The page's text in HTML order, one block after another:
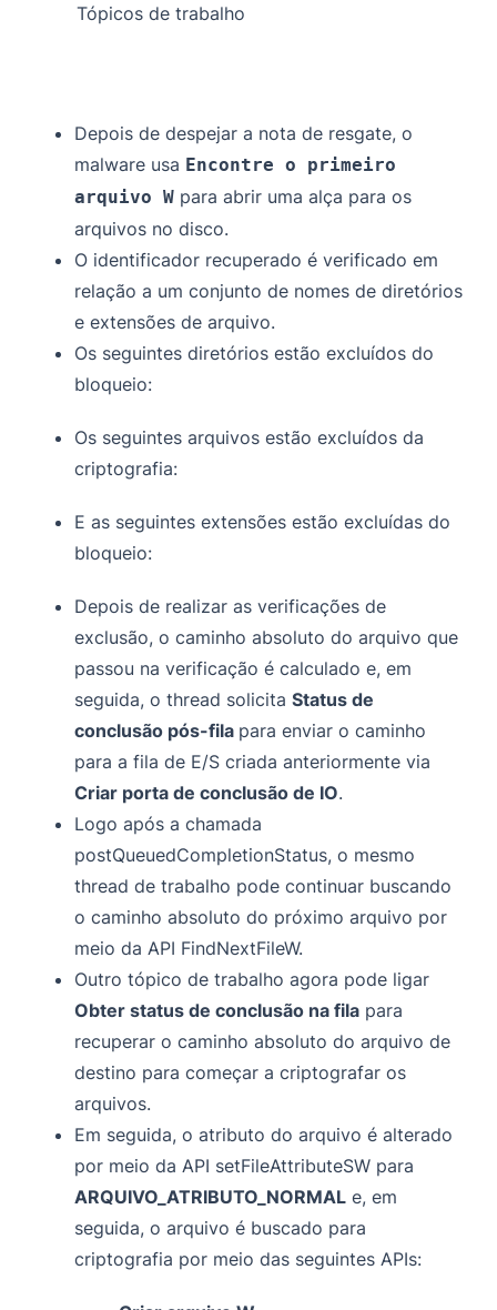
Tópicos de trabalho
Depois de despejar a nota de resgate, o
malware usa Encontre o primeiro
arquivo W para abrir uma alça para os
arquivos no disco.
O identificador recuperado é verificado em
relação a um conjunto de nomes de diretórios
e extensões de arquivo.
Os seguintes diretórios estão excluídos do
bloqueio:
Os seguintes arquivos estão excluídos da
criptografia:
E as seguintes extensões estão excluídas do
bloqueio:
Depois de realizar as verificações de
exclusão, o caminho absoluto do arquivo que
passou na verificação é calculado e, em
seguida, o thread solicitaStatus de
conclusão pós-fila para enviar o caminho
para a fila de E/S criada anteriormente via
Criar porta de conclusão de IO.
Logo após a chamada
postQueuedCompletionStatus, o mesmo
thread de trabalho pode continuar buscando
o caminho absoluto do próximo arquivo por
meio da API FindNextFileW.
Outro tópico de trabalho agora pode ligar
Obter status de conclusão na fila para
recuperar o caminho absoluto do arquivo de
destino para começar a criptografar os
arquivos.
Em seguida, o atributo do arquivo é alterado
por meio da API setFileAttributeSW para
ARQUIVO_ATRIBUTO_NORMAL e, em
seguida, o arquivo é buscado para
criptografia por meio das seguintes APIs: